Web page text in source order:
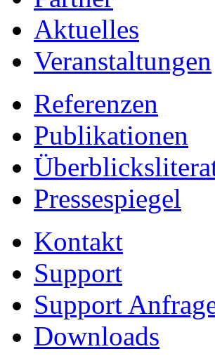
Aktuelles
Veranstaltungen
Referenzen
Publikationen
Pressespiegel
Kontakt
Support
Support
Downloads